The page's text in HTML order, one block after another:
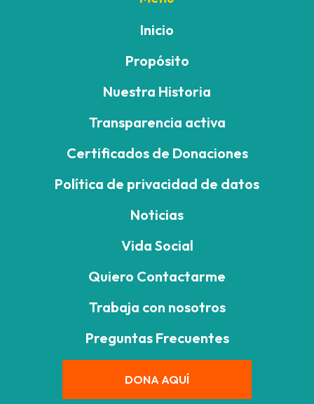
Inicio
Propósito
Nuestra Historia
Transparencia activa
Certificados de Donaciones
Política de privacidad de datos
Noticias
Vida Social
Quiero Contactarme
Trabaja con nosotros
Preguntas Frecuentes
DONA AQUÍ